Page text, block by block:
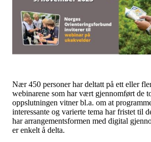
Nær 450 personer har deltatt på ett eller
webinarene som har vært gjennomført de
oppslutningen vitner bl.a. om at
interessante og varierte tema har fristet til
har arrangementsformen med digital
er enkelt å delta.